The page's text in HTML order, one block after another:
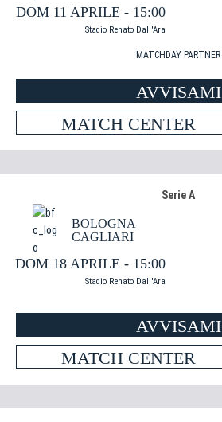
DOM 11 APRILE - 15:00
Stadio Renato Dall'Ara
MATCHDAY PARTNER
AVVISAMI
MATCH CENTER
Serie A
BOLOGNA
CAGLIARI
DOM 18 APRILE - 15:00
Stadio Renato Dall'Ara
AVVISAMI
MATCH CENTER